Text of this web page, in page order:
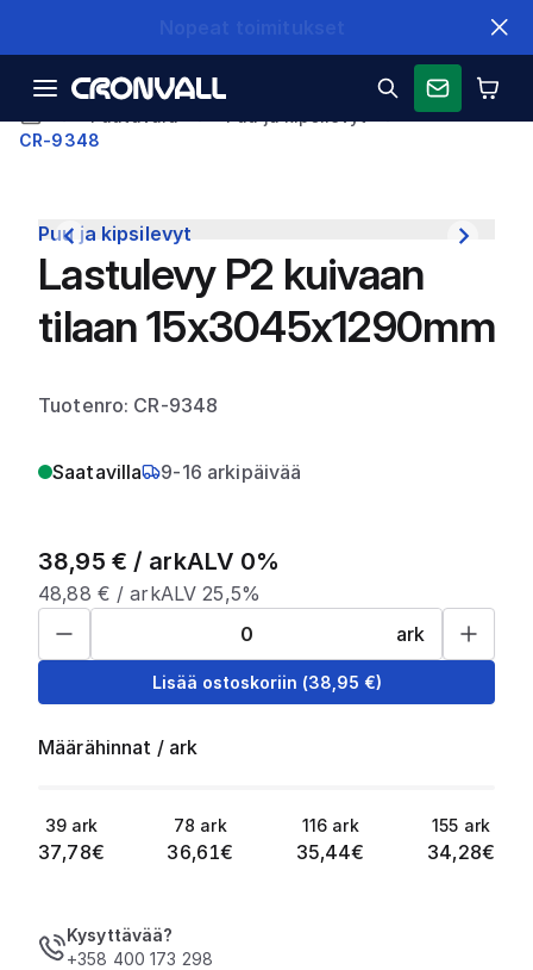
CR-9348
Puu ja kipsilevyt
Lastulevy P2 kuivaan
tilaan 15x3045x1290mm
Tuotenro: CR-9348
Saatavilla 9-16 arkipäivää
38,95 € / arkALV 0%
48,88 € /arkALV 25,5%
ark
Lisää ostoskoriin (38,95 €)
Määrähinnat / ark
39 ark
37,78€
78 ark
36,61€
116 ark
35,44€
155 ark
34,28€
Kysyttävää?
+358 400 173 298